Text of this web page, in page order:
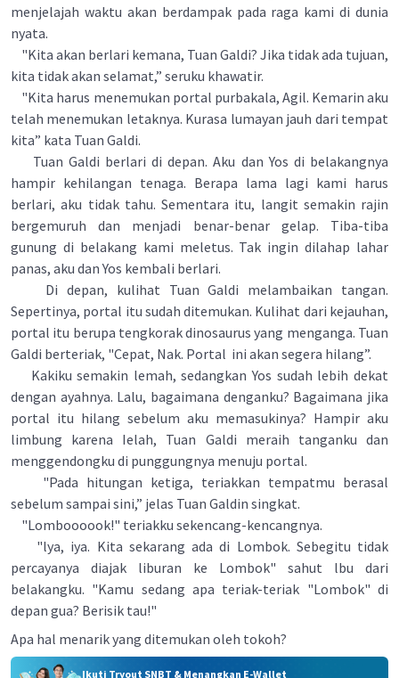
menjelajah waktu akan berdampak pada raga kami di dunia
nyata.
"Kita akan berlari kemana, Tuan Galdi? Jika tidak ada tujuan,
kita tidak akan selamat,” seruku khawatir.
"Kita harus menemukan portal purbakala, Agil. Kemarin aku
telah menemukan letaknya. Kurasa lumayan jauh dari tempat
kita” kata Tuan Galdi.
Tuan Galdi berlari di depan. Aku dan Yos di belakangnya
hampir kehilangan tenaga. Berapa lama lagi kami harus
berlari, aku tidak tahu. Sementara itu, langit semakin rajin
bergemuruh dan menjadi benar-benar gelap. Tiba-tiba
gunung di belakang kami meletus. Tak ingin dilahap lahar
panas, aku dan Yos kembali berlari.
Di depan, kulihat Tuan Galdi melambaikan tangan.
Sepertinya, portal itu sudah ditemukan. Kulihat dari kejauhan,
portal itu berupa tengkorak dinosaurus yang menganga. Tuan
Galdi berteriak, "Cepat, Nak. Portal ini akan segera hilang”.
Kakiku semakin lemah, sedangkan Yos sudah lebih dekat
dengan ayahnya. Lalu, bagaimana denganku? Bagaimana jika
portal itu hilang sebelum aku memasukinya? Hampir aku
limbung karena Ielah, Tuan Galdi meraih tanganku dan
menggendongku di punggungnya menuju portal.
"Pada hitungan ketiga, teriakkan tempatmu berasal
sebelum sampai sini,” jelas Tuan Galdin singkat.
"Lomboooook!" teriakku sekencang-kencangnya.
"lya, iya. Kita sekarang ada di Lombok. Sebegitu tidak
percayanya diajak liburan ke Lombok" sahut lbu dari
belakangku. "Kamu sedang apa teriak-teriak "Lombok" di
depan gua? Berisik tau!"
Apa hal menarik yang ditemukan oleh tokoh?
Ikuti Tryout SNBT & Menangkan E-Wallet